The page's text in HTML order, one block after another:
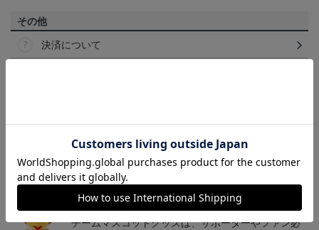
その他
決済について
トピックス
チームマスコットグッズは、サポーターやファン必